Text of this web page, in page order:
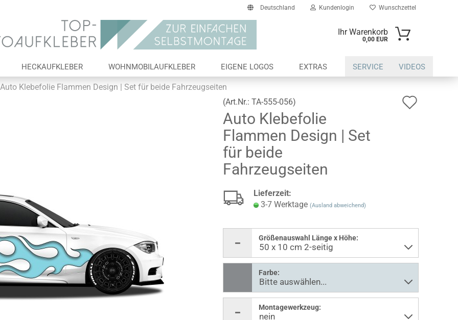
Deutschland
Lieferland
Kundenlogin
Passwort
Konto erstellen
Passwort vergessen?
Wunschzettel
Ihr Warenkorb
0,00 EUR
HECKAUFKLEBER WOHNMOBILAUFKLEBER EIGENE LOGOS EXTRAS SERVICE VIDEOS
Auto Klebefolie Flammen Design | Set für beide Fahrzeugseiten
(Art.Nr.: TA-555-056)
Auto Klebefolie
Flammen Design | Set
für beide
Fahrzeugseiten
Lieferzeit:
3-7 Werktage (Ausland abweichend)
Größenauswahl Länge x Höhe:
Farbe:
Montagewerkzeug: